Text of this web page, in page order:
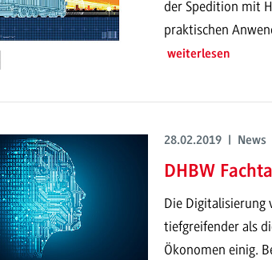
der Spedition mit
praktischen
weiterlesen
28.02.2019 | News
DHBW
Die Digitalisierung
tiefgreifender als
Ökonomen einig.